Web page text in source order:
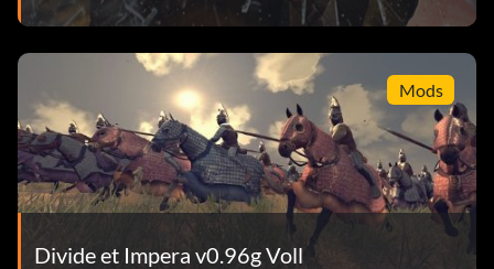
Mods
Divide et Impera v0.96g Voll